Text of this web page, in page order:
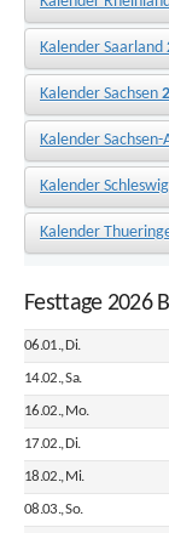
Kalender Saarland
Kalender Sachsen
Kalender
Kalender
Kalender
Festtage 2026
06.01., Di.
14.02., Sa.
16.02., Mo.
17.02., Di.
18.02., Mi.
08.03., So.